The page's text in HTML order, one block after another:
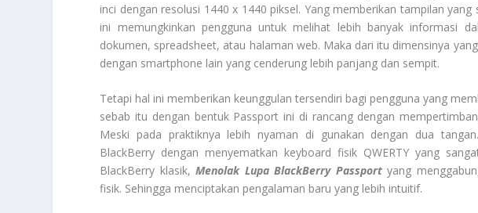
inci dengan resolusi 1440 x 1440 piksel. Yang memberikan tampilan
ini memungkinkan pengguna untuk melihat lebih banyak informasi
dokumen, spreadsheet, atau halaman web. Maka dari itu dimensinya
dengan smartphone lain yang cenderung lebih panjang dan sempit.
Tetapi hal ini memberikan keunggulan tersendiri bagi pengguna yang
sebab itu dengan bentuk Passport ini di rancang dengan
Meski pada praktiknya lebih nyaman di gunakan dengan dua
BlackBerry dengan menyematkan keyboard fisik QWERTY yang
BlackBerry klasik,Menolak Lupa BlackBerry Passportyang
fisik. Sehingga menciptakan pengalaman baru yang lebih intuitif.